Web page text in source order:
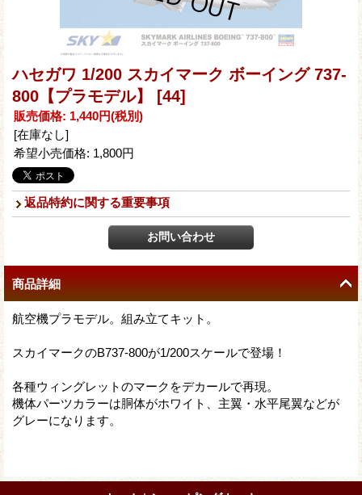
ハセガワ 1/200 スカイマーク ボーイング 737-
800【プラモデル】 [44]
販売価格: 1,440円(税別)
[在庫なし]
希望小売価格: 1,800円
返品特約に関する重要事項
商品詳細
航空機プラモデル。組み立てキット。
スカイマークのB737-800が1/200スケールで登場！
各種ウィングレットのマークをデカールで再現。
機体パーツカラーは胴体がホワイト、主翼・水平尾翼などが
グレーになります。